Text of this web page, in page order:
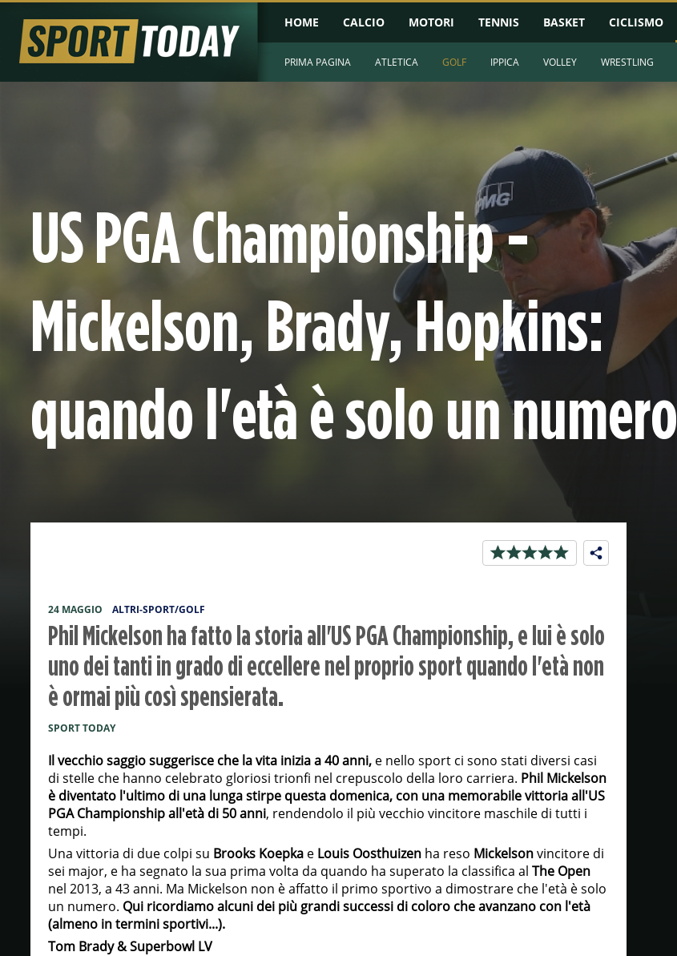
HOME CALCIO MOTORI TENNIS BASKET CICLISMO
PRIMA PAGINA ATLETICA GOLF IPPICA VOLLEY WRESTLING
US PGA Championship -
Mickelson, Brady, Hopkins:
quando l'età è solo un numero
24 MAGGIO ALTRI-SPORT/GOLF
Phil Mickelson ha fatto la storia all'US PGA Championship, e lui è solo
uno dei tanti in grado di eccellere nel proprio sport quando l'età non
è ormai più così spensierata.
SPORT TODAY
Il vecchio saggio suggerisce che la vita inizia a 40 anni,e nello sport ci sono stati diversi casi
di stelle che hanno celebrato gloriosi trionfi nel crepuscolo della loro carriera. Phil Mickelson
è diventato l'ultimo di una lunga stirpe questa domenica, con una memorabile vittoria all'US
PGA Championship all'età di 50 anni, rendendolo il più vecchio vincitore maschile di tutti i
tempi.
Una vittoria di due colpi su Brooks Koepkae Louis Oosthuizenha reso Mickelsonvincitore di
sei major, e ha segnato la sua prima volta da quando ha superato la classifica al The Open
nel 2013, a 43 anni. Ma Mickelson non è affatto il primo sportivo a dimostrare che l'età è solo
un numero. Qui ricordiamo alcuni dei più grandi successi di coloro che avanzano con l'età
(almeno in termini sportivi...).
Tom Brady & Superbowl LV